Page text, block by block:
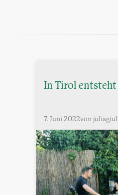
In Tirol entsteht
7. Juni 2022von